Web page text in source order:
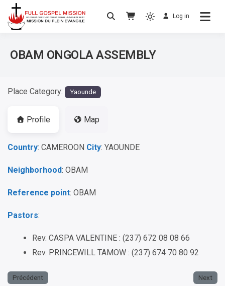
No others Christ – No others Gospel – No
Log in
OBAM ONGOLA ASSEMBLY
Place Category: Yaounde
Profile Map
Country: CAMEROON City: YAOUNDE
Neighborhood: OBAM
Reference point: OBAM
Pastors:
Rev. CASPA VALENTINE : (237) 672 08 08 66
Rev. PRINCEWILL TAMOW : (237) 674 70 80 92
Précédent Next